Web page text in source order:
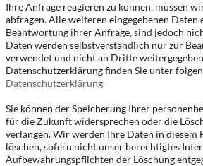
Ihre Anfrage reagieren zu können, müssen
abfragen. Alle weiteren eingegebenen
Beantwortung ihrer Anfrage, sind jedoch
Daten werden selbstverständlich nur zur
verwendet und nicht an Dritte
Datenschutzerklärung finden Sie unter
Datenschutzerklärung
Sie können der Speicherung Ihrer
für die Zukunft widersprechen oder die
verlangen. Wir werden Ihre Daten in diesem
löschen, sofern nicht unser berechtigtes
Aufbewahrungspflichten der Löschung